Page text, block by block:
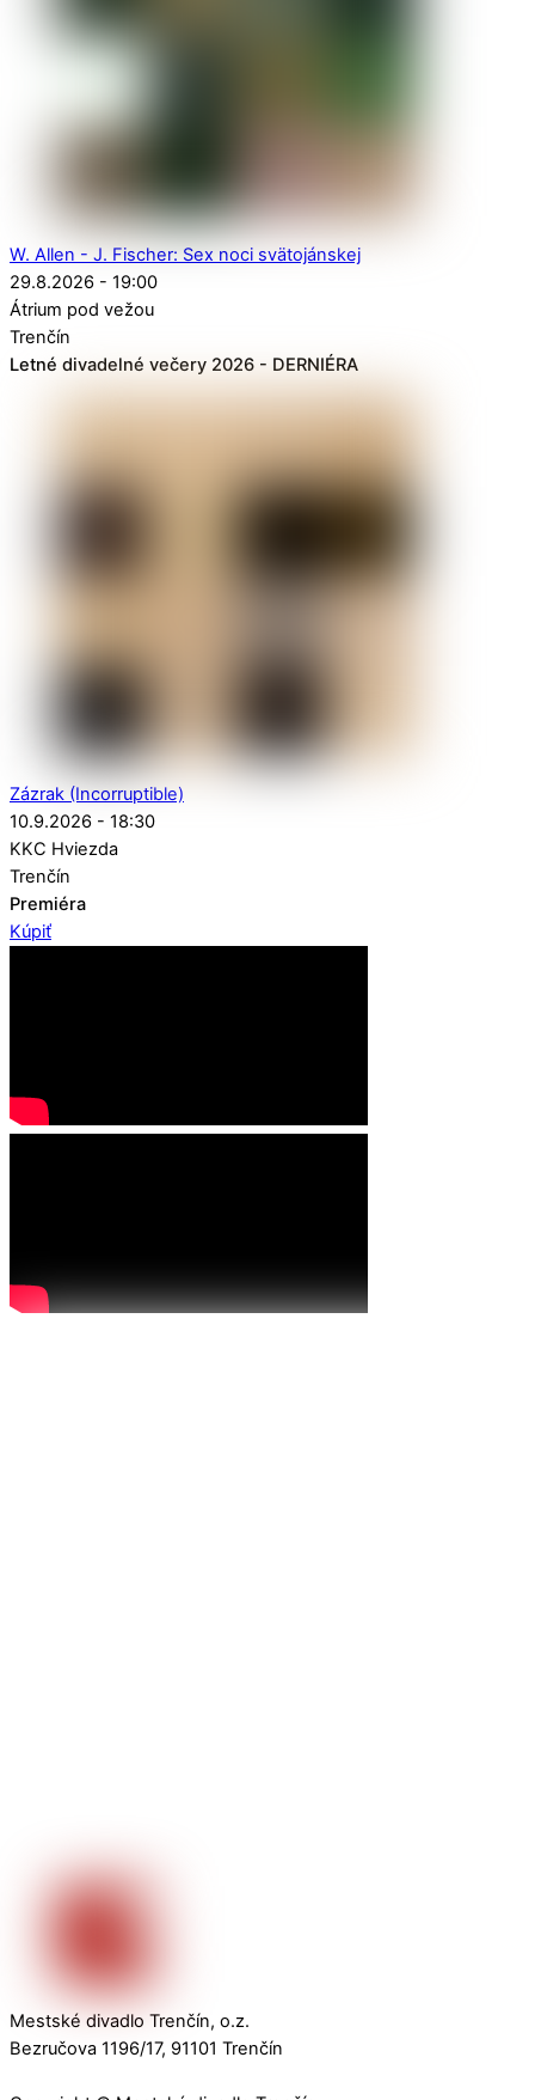
W. Allen - J. Fischer: Sex noci svätojánskej
29.8.2026 - 19:00
Átrium pod vežou
Trenčín
Letné divadelné večery 2026 - DERNIÉRA
Zázrak (Incorruptible)
10.9.2026 - 18:30
KKC Hviezda
Trenčín
Premiéra
Kúpiť
Mestské divadlo Trenčín, o.z.
Bezručova 1196/17, 91101 Trenčín